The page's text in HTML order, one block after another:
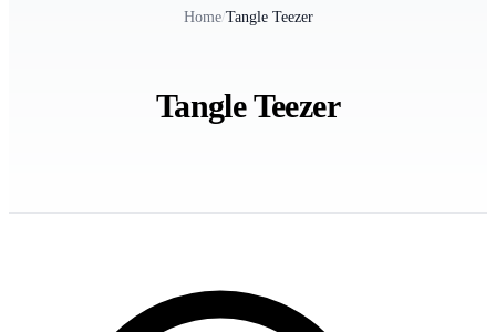
Home/Tangle Teezer
Tangle Teezer